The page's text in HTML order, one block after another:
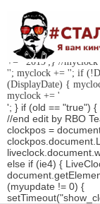
'; } if (old == "true")
//Date-Time if
'; if (DisplayDate) {
+=
+= ' 2019';} //myclock
''; myclock += ''; if
(DisplayDate) {
myclock += '
'; } if (old == "true")
//end edit by RBO
clockpos =
else if (ie4) {
(myupdate != 0) {